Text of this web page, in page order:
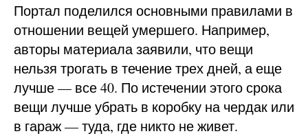
Портал поделился основными правилами в
отношении вещей умершего. Например,
авторы материала заявили, что вещи
нельзя трогать в течение трех дней, а еще
лучше — все 40. По истечении этого срока
вещи лучше убрать в коробку на чердак или
в гараж — туда, где никто не живет.